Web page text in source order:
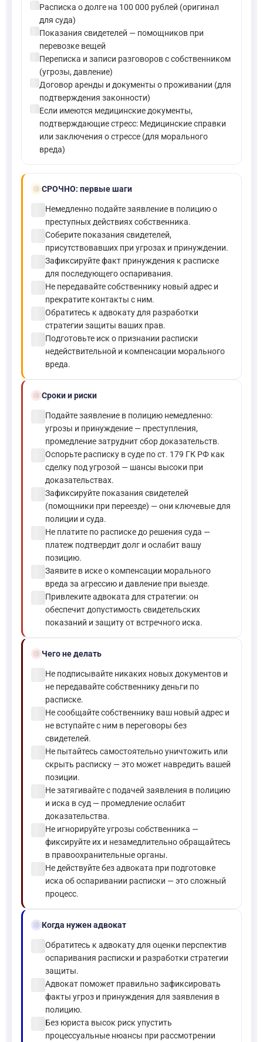
Расписка о долге на 100 000 рублей (оригинал
для суда)
Показания свидетелей — помощников при
перевозке вещей
Переписка и записи разговоров с собственником
(угрозы, давление)
Договор аренды и документы о проживании (для
подтверждения законности)
Если имеются медицинские документы,
подтверждающие стресс: Медицинские справки
или заключения о стрессе (для морального
вреда)
boltСРОЧНО: первые шаги
Немедленно подайте заявление в полицию о
преступных действиях собственника.
Соберите показания свидетелей,
присутствовавших при угрозах и принуждении.
Зафиксируйте факт принуждения к расписке
для последующего оспаривания.
Не передавайте собственнику новый адрес и
прекратите контакты с ним.
Обратитесь к адвокату для разработки
стратегии защиты ваших прав.
Подготовьте иск о признании расписки
недействительной и компенсации морального
вреда.
schedule Сроки и риски
Подайте заявление в полицию немедленно:
угрозы и принуждение — преступления,
промедление затруднит сбор доказательств.
Оспорьте расписку в суде по ст. 179 ГК РФ как
сделку под угрозой — шансы высоки при
доказательствах.
Зафиксируйте показания свидетелей
(помощники при переезде) — они ключевые для
полиции и суда.
Не платите по расписке до решения суда —
платеж подтвердит долг и ослабит вашу
позицию.
Заявите в иске о компенсации морального
вреда за агрессию и давление при выезде.
Привлеките адвоката для стратегии: он
обеспечит допустимость свидетельских
показаний и защиту от встречного иска.
block Чего не делать
Не подписывайте никаких новых документов и
не передавайте собственнику деньги по
расписке.
Не сообщайте собственнику ваш новый адрес и
не вступайте с ним в переговоры без
свидетелей.
Не пытайтесь самостоятельно уничтожить или
скрыть расписку — это может навредить вашей
позиции.
Не затягивайте с подачей заявления в полицию
и иска в суд — промедление ослабит
доказательства.
Не игнорируйте угрозы собственника —
фиксируйте их и незамедлительно обращайтесь
в правоохранительные органы.
Не действуйте без адвоката при подготовке
иска об оспаривании расписки — это сложный
процесс.
gavelКогда нужен адвокат
Обратитесь к адвокату для оценки перспектив
оспаривания расписки и разработки стратегии
защиты.
Адвокат поможет правильно зафиксировать
факты угроз и принуждения для заявления в
полицию.
Без юриста высок риск упустить
процессуальные нюансы при рассмотрении